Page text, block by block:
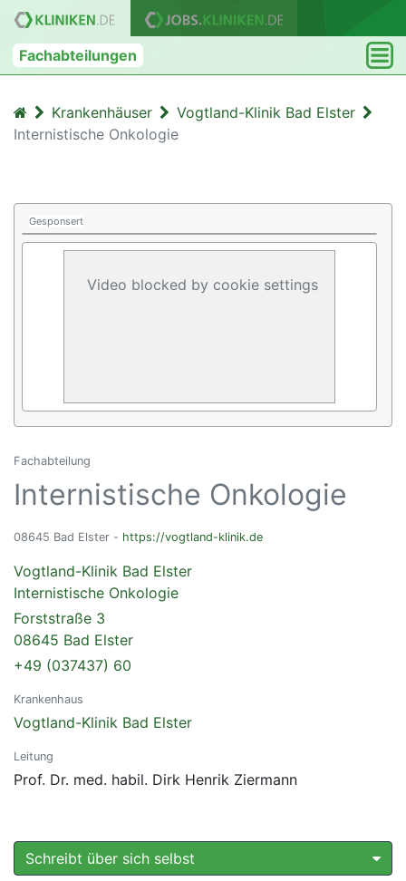
Fachabteilungen
Krankenhäuser
Vogtland-Klinik Bad Elster
Internistische Onkologie
Gesponsert
Video blocked by cookie settings
Fachabteilung
Internistische Onkologie
08645 Bad Elster - https://vogtland-klinik.de
Vogtland-Klinik Bad Elster
Internistische Onkologie
Forststraße 3
08645 Bad Elster
+49 (037437) 60
Krankenhaus
Vogtland-Klinik Bad Elster
Leitung
Prof. Dr. med. habil. Dirk Henrik Ziermann
Schreibt über sich selbst